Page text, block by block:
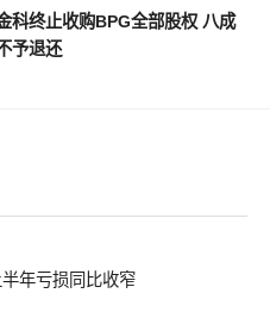
科终止收购BPG全部股权 八成
予退还
年亏损同比收窄